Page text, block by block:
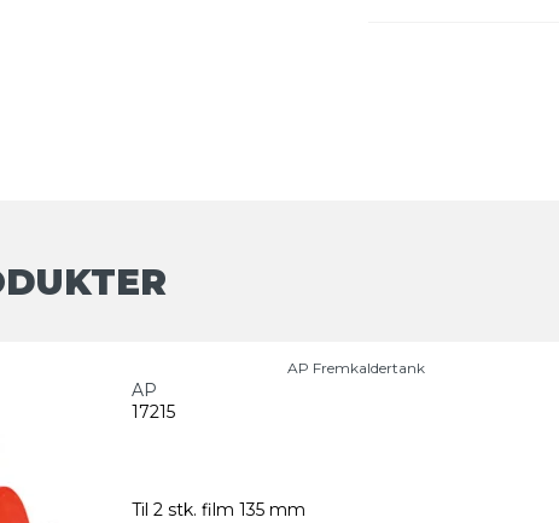
AP Fremkaldertank
AP
17215
Til 2 stk. film 135 mm